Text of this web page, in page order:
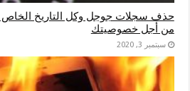
حذف سجلات جوجل وكل التاريخ الخاص
من أجل خصوصيتك
سبتمبر 3, 2020